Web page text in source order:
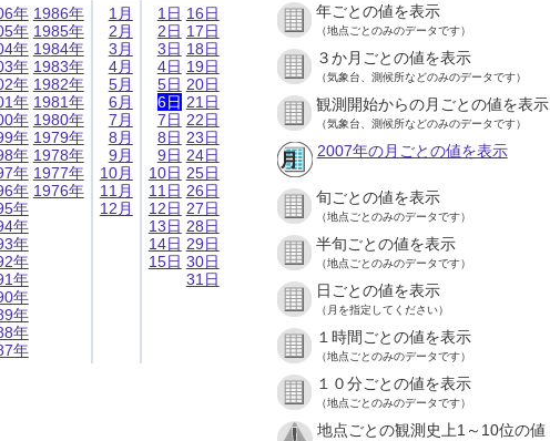
年
年
年
年
年
年
年
年
年
年
年
年
年
年
年
年
年
年
年
年
1986年
1985年
1984年
1983年
1982年
1981年
1980年
1979年
1978年
1977年
1976年
1月
2月
3月
4月
5月
6月
7月
8月
9月
10月
11月
12月
1日
2日
3日
4日
5日
6日
7日
8日
9日
10日
11日
12日
13日
14日
15日
16日
17日
18日
19日
20日
21日
22日
23日
24日
25日
26日
27日
28日
29日
30日
31日
年ごとの値を表示
（地点ごとのみのデータです）
３か月ごとの値を表示
（気象台、測候所などのみのデータです）
観測開始からの月ごとの値を表示
（気象台、測候所などのみのデータです）
2007年の月ごとの値を表示
旬ごとの値を表示
（地点ごとのみのデータです）
半旬ごとの値を表示
（地点ごとのみのデータです）
日ごとの値を表示
（月を指定してください）
１時間ごとの値を表示
（地点ごとのみのデータです）
１０分ごとの値を表示
（地点ごとのみのデータです）
地点ごとの観測史上1～10位の値